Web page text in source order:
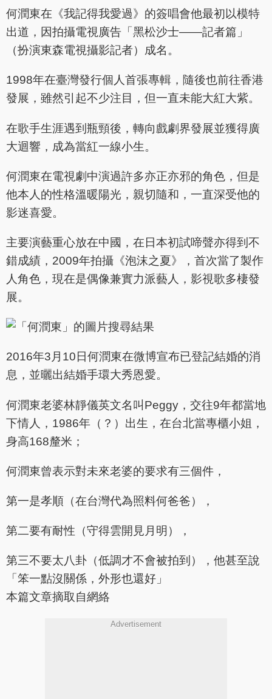
何潤東在《我記得我愛過》的簽唱會他最初以模特
出道，因拍攝電視廣告「黑松沙士——記者篇」
（扮演東森電視攝影記者）成名。
1998年在臺灣發行個人首張專輯，隨後也前往香港
發展，雖然引起不少注目，但一直未能大紅大紫。
在歌手生涯遇到瓶頸後，轉向戲劇界發展並獲得廣
大迴響，成為當紅一線小生。
何潤東在電視劇中演過許多亦正亦邪的角色，但是
他本人的性格溫暖陽光，親切隨和，一直深受他的
影迷喜愛。
主要演藝重心放在中國，在日本初試啼聲亦得到不
錯成績，2009年拍攝《泡沫之夏》，首次當了製作
人角色，現在是偶像兼實力派藝人，影視歌多棲發
展。
2016年3月10日何潤東在微博宣布已登記結婚的消
息，並曬出結婚手環大秀恩愛。
何潤東老婆林靜儀英文名叫Peggy，交往9年都當地
下情人，1986年（？）出生，在台北當專櫃小姐，
身高168釐米；
何潤東曾表示對未來老婆的要求有三個件，
第一是孝順（在台灣代為照料何爸爸），
第二要有耐性（守得雲開見月明），
第三不要太八卦（低調才不會被拍到），他甚至說
「笨一點沒關係，外形也還好」
本篇文章摘取自網絡
Advertisement